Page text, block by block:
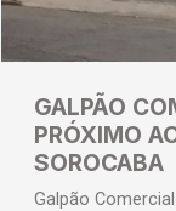
GALPÃO
PRÓXIMO
SOROCABA
Galpão Comercial